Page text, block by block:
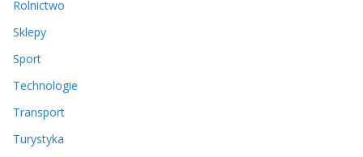
Rolnictwo
Sklepy
Sport
Technologie
Transport
Turystyka